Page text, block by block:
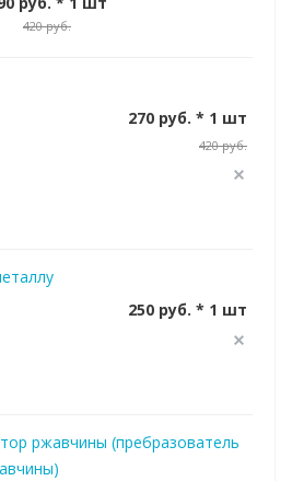
420 руб.
270 руб. * 1 шт
420 руб.
250 руб. * 1 шт
ржавчины (пребразователь